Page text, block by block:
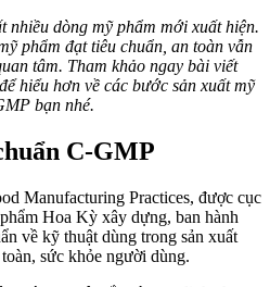
nhiều dòng mỹ phẩm mới xuất hiện.
phẩm đạt tiêu chuẩn, an toàn vẫn
tâm. Tham khảo ngay bài viết
để hiểu hơn về các bước sản xuất mỹ
bạn nhé.
C-GMP
Manufacturing Practices, được cục
Hoa Kỳ xây dựng, ban hành
về kỹ thuật dùng trong sản xuất
sức khỏe người dùng.